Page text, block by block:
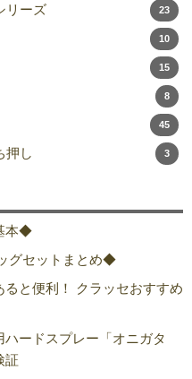
リーズ 23
10
15
8
45
押し 3
本◆
グセットまとめ◆
ると便利！ クラッセおすすめ
ハードスプレー「オニガタ
証